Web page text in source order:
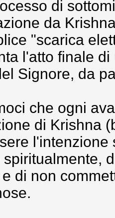
di
da
"scarica
l'atto finale
Signore, da
che ogni
di Krishna
l'intenzione
di non